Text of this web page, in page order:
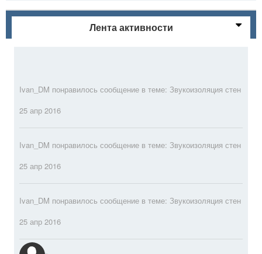
Лента активности
Ivan_DM понравилось сообщение в теме: Звукоизоляция стен
25 апр 2016
Ivan_DM понравилось сообщение в теме: Звукоизоляция стен
25 апр 2016
Ivan_DM понравилось сообщение в теме: Звукоизоляция стен
25 апр 2016